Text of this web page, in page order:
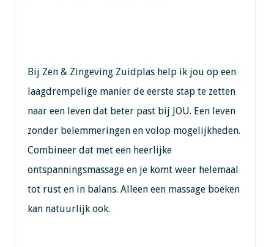
Bij Zen & Zingeving Zuidplas help ik jou op een
laagdrempelige manier de eerste stap te zetten
naar een leven dat beter past bij JOU. Een leven
zonder belemmeringen en volop mogelijkheden.
Combineer dat met een heerlijke
ontspanningsmassage en je komt weer helemaal
tot rust en in balans. Alleen een massage boeken
kan natuurlijk ook.